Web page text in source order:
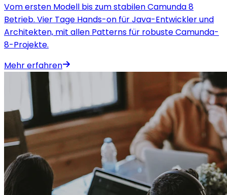
Vom ersten Modell bis zum stabilen Camunda 8
Betrieb. Vier Tage Hands-on für Java-Entwickler und
Architekten, mit allen Patterns für robuste Camunda-
8-Projekte.
Mehr erfahren